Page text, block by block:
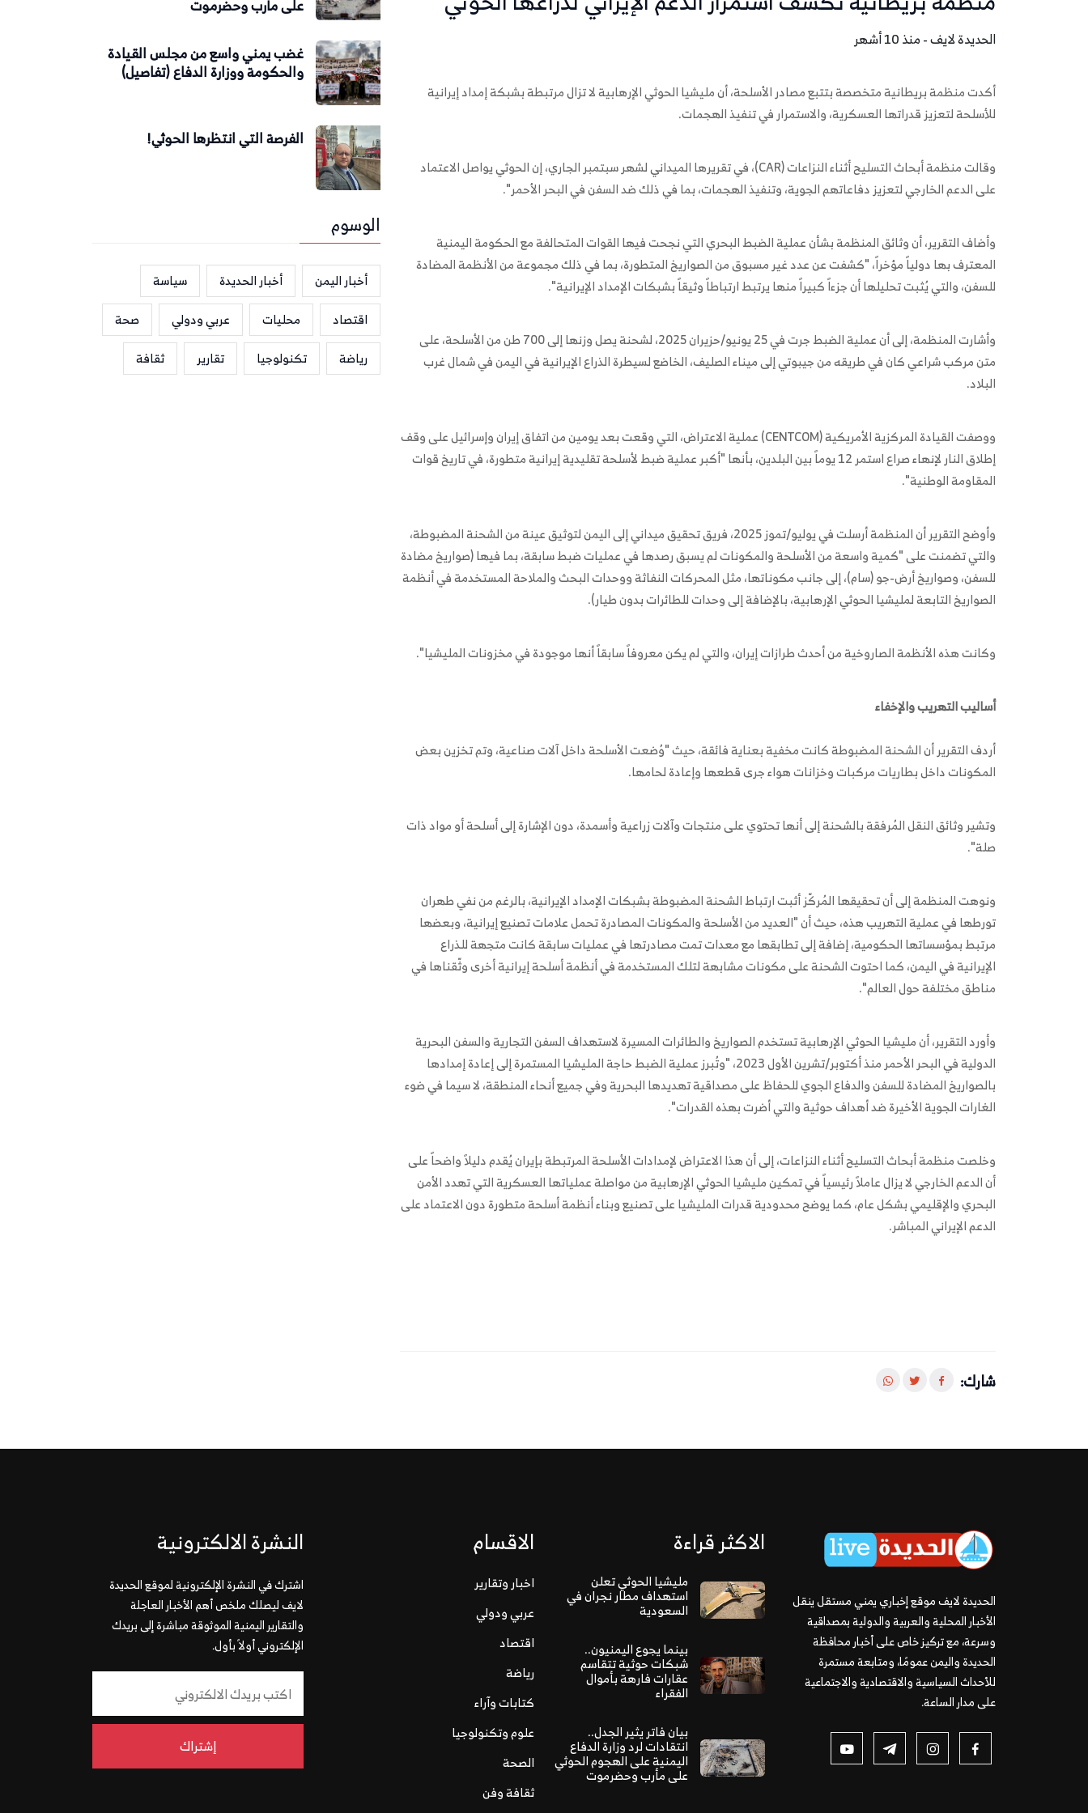
الحديدة لايف - منذ 10 أشهر
أكدت منظمة بريطانية متخصصة بتتبع مصادر الأسلحة، أن مليشيا الحوثي الإرهابية لا تزال مرتبطة بشبكة إمداد إيرانية
للأسلحة لتعزيز قدراتها العسكرية، والاستمرار في تنفيذ الهجمات.
وقالت منظمة أبحاث التسليح أثناء النزاعات (CAR)، في تقريرها الميداني لشهر سبتمبر الجاري، إن الحوثي يواصل الاعتماد
على الدعم الخارجي لتعزيز دفاعاتهم الجوية، وتنفيذ الهجمات، بما في ذلك ضد السفن في البحر الأحمر".
وأضاف التقرير، أن وثائق المنظمة بشأن عملية الضبط البحري التي نجحت فيها القوات المتحالفة مع الحكومة اليمنية
المعترف بها دولياً مؤخراً، "كشفت عن عدد غير مسبوق من الصواريخ المتطورة، بما في ذلك مجموعة من الأنظمة المضادة
للسفن، والتي يُثبت تحليلها أن جزءاً كبيراً منها يرتبط ارتباطاً وثيقاً بشبكات الإمداد الإيرانية".
وأشارت المنظمة، إلى أن عملية الضبط جرت في 25 يونيو/حزيران 2025، لشحنة يصل وزنها إلى 700 طن من الأسلحة، على
متن مركب شراعي كان في طريقه من جيبوتي إلى ميناء الصليف، الخاضع لسيطرة الذراع الإيرانية في اليمن في شمال غرب
البلاد.
ووصفت القيادة المركزية الأمريكية (CENTCOM) عملية الاعتراض، التي وقعت بعد يومين من اتفاق إيران وإسرائيل على وقف
إطلاق النار لإنهاء صراع استمر 12 يوماً بين البلدين، بأنها "أكبر عملية ضبط لأسلحة تقليدية إيرانية متطورة، في تاريخ قوات
المقاومة الوطنية".
وأوضح التقرير أن المنظمة أرسلت في يوليو/تموز 2025، فريق تحقيق ميداني إلى اليمن لتوثيق عينة من الشحنة المضبوطة،
والتي تضمنت على "كمية واسعة من الأسلحة والمكونات لم يسبق رصدها في عمليات ضبط سابقة، بما فيها (صواريخ مضادة
للسفن، وصواريخ أرض-جو (سام)، إلى جانب مكوناتها، مثل المحركات النفاثة ووحدات البحث والملاحة المستخدمة في أنظمة
الصواريخ التابعة لمليشيا الحوثي الإرهابية، بالإضافة إلى وحدات للطائرات بدون طيار).
وكانت هذه الأنظمة الصاروخية من أحدث طرازات إيران، والتي لم يكن معروفاً سابقاً أنها موجودة في مخزونات المليشيا".
أساليب التهريب والإخفاء
أردف التقرير أن الشحنة المضبوطة كانت مخفية بعناية فائقة، حيث "وُضعت الأسلحة داخل آلات صناعية، وتم تخزين بعض
المكونات داخل بطاريات مركبات وخزانات هواء جرى قطعها وإعادة لحامها.
وتشير وثائق النقل المُرفقة بالشحنة إلى أنها تحتوي على منتجات وآلات زراعية وأسمدة، دون الإشارة إلى أسلحة أو مواد ذات
صلة".
ونوهت المنظمة إلى أن تحقيقها المُركّز أثبت ارتباط الشحنة المضبوطة بشبكات الإمداد الإيرانية، بالرغم من نفي طهران
تورطها في عملية التهريب هذه، حيث أن "العديد من الأسلحة والمكونات المصادرة تحمل علامات تصنيع إيرانية، وبعضها
مرتبط بمؤسساتها الحكومية، إضافة إلى تطابقها مع معدات تمت مصادرتها في عمليات سابقة كانت متجهة للذراع
الإيرانية في اليمن، كما احتوت الشحنة على مكونات مشابهة لتلك المستخدمة في أنظمة أسلحة إيرانية أخرى وثّقناها في
مناطق مختلفة حول العالم".
وأورد التقرير، أن مليشيا الحوثي الإرهابية تستخدم الصواريخ والطائرات المسيرة لاستهداف السفن التجارية والسفن البحرية
الدولية في البحر الأحمر منذ أكتوبر/تشرين الأول 2023، "وتُبرز عملية الضبط حاجة المليشيا المستمرة إلى إعادة إمدادها
بالصواريخ المضادة للسفن والدفاع الجوي للحفاظ على مصداقية تهديدها البحرية وفي جميع أنحاء المنطقة، لا سيما في ضوء
الغارات الجوية الأخيرة ضد أهداف حوثية والتي أضرت بهذه القدرات".
وخلصت منظمة أبحاث التسليح أثناء النزاعات، إلى أن هذا الاعتراض لإمدادات الأسلحة المرتبطة بإيران يُقدم دليلاً واضحاً على
أن الدعم الخارجي لا يزال عاملاً رئيسياً في تمكين مليشيا الحوثي الإرهابية من مواصلة عملياتها العسكرية التي تهدد الأمن
البحري والإقليمي بشكل عام، كما يوضح محدودية قدرات المليشيا على تصنيع وبناء أنظمة أسلحة متطورة دون الاعتماد على
الدعم الإيراني المباشر.
شارك:
على مأرب وحضرموت
غضب يمني واسع من مجلس القيادة
والحكومة ووزارة الدفاع (تفاصيل)
الفرصة التي انتظرها الحوثي!
الوسوم
أخبار اليمن أخبار الحديدة
سياسة
اقتصاد
محليات عربي ودولي
صحة
رياضة
تكنولوجيا تقارير ثقافة
الحديدة لايف موقع إخباري يمني مستقل ينقل
الأخبار المحلية والعربية والدولية بمصداقية
وسرعة، مع تركيز خاص على أخبار محافظة
الحديدة واليمن عمومًا، ومتابعة مستمرة
للأحداث السياسية والاقتصادية والاجتماعية
على مدار الساعة.
الاكثر قراءة
مليشيا الحوثي تعلن
استهداف مطار نجران في
السعودية
بينما يجوع اليمنيون..
شبكات حوثية تتقاسم
عقارات فارهة بأموال
الفقراء
بيان فاتر يثير الجدل..
انتقادات لرد وزارة الدفاع
اليمنية على الهجوم الحوثي
على مأرب وحضرموت
الاقسام
اخبار وتقارير
عربي ودولي
اقتصاد
رياضة
كتابات وآراء
علوم وتكنولوجيا
الصحة
ثقافة وفن
النشرة الالكترونية
اشترك في النشرة الإلكترونية لموقع الحديدة
لايف ليصلك ملخص أهم الأخبار العاجلة
والتقارير اليمنية الموثوقة مباشرة إلى بريدك
الإلكتروني أولاً بأول.
إشتراك